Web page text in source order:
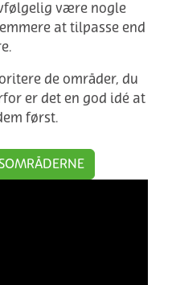
være nogle
at tilpasse end
de områder, du
er det en god idé at
først.